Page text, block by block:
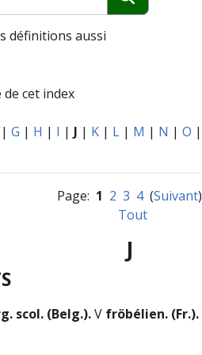
Chercher
définitions aussi
de cet index
| G | H | I | J | K | L | M | N | O |
Page: 1 2 3 4(Suivant)
Tout
J
scol. (Belg.).V fröbélien. (Fr.).